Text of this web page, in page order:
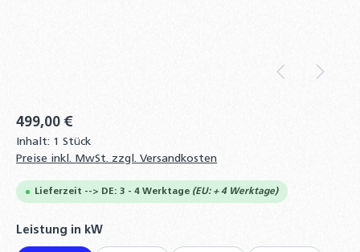
499,00 €
Inhalt: 1 Stück
Preise inkl. MwSt. zzgl. Versandkosten
Lieferzeit --> DE: 3 - 4 Werktage (EU: + 4 Werktage)
Leistung in kWauswählen